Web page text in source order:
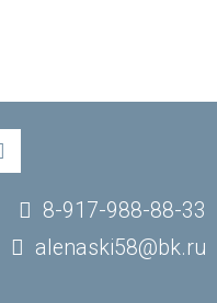
8-917-988-88-33
alenaski58@bk.ru